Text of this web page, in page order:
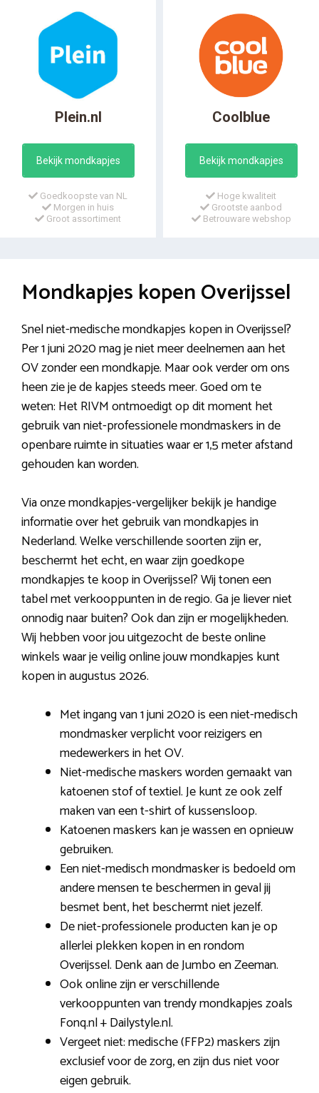
Plein.nl
Bekijk mondkapjes
Goedkoopste van NL
Morgen in huis
Groot assortiment
Coolblue
Bekijk mondkapjes
Hoge kwaliteit
Grootste aanbod
Betrouware webshop
Mondkapjes kopen Overijssel
Snel niet-medische mondkapjes kopen in Overijssel?
Per 1 juni 2020 mag je niet meer deelnemen aan het
OV zonder een mondkapje. Maar ook verder om ons
heen zie je de kapjes steeds meer. Goed om te
weten: Het RIVM ontmoedigt op dit moment het
gebruik van niet-professionele mondmaskers in de
openbare ruimte in situaties waar er 1,5 meter afstand
gehouden kan worden.
Via onze mondkapjes-vergelijker bekijk je handige
informatie over het gebruik van mondkapjes in
Nederland. Welke verschillende soorten zijn er,
beschermt het echt, en waar zijn goedkope
mondkapjes te koop in Overijssel? Wij tonen een
tabel met verkooppunten in de regio. Ga je liever niet
onnodig naar buiten? Ook dan zijn er mogelijkheden.
Wij hebben voor jou uitgezocht de beste online
winkels waar je veilig online jouw mondkapjes kunt
kopen in augustus 2026.
Met ingang van 1 juni 2020 is een niet-medisch
mondmasker verplicht voor reizigers en
medewerkers in het OV.
Niet-medische maskers worden gemaakt van
katoenen stof of textiel. Je kunt ze ook zelf
maken van een t-shirt of kussensloop.
Katoenen maskers kan je wassen en opnieuw
gebruiken.
Een niet-medisch mondmasker is bedoeld om
andere mensen te beschermen in geval jij
besmet bent, het beschermt niet jezelf.
De niet-professionele producten kan je op
allerlei plekken kopen in en rondom
Overijssel. Denk aan de Jumbo en Zeeman.
Ook online zijn er verschillende
verkooppunten van trendy mondkapjes zoals
Fonq.nl + Dailystyle.nl.
Vergeet niet: medische (FFP2) maskers zijn
exclusief voor de zorg, en zijn dus niet voor
eigen gebruik.